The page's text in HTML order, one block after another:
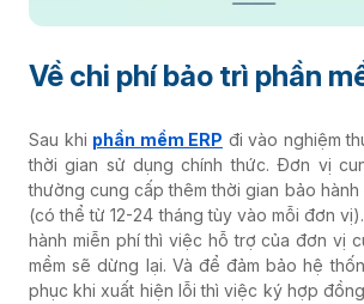
Về chi phí bảo trì phần
Sau khi phần mềm ERP đi vào nghiệm
thời gian sử dụng chính thức. Đơn vị
thường cung cấp thêm thời gian bảo
(có thể từ 12-24 tháng tùy vào mỗi đơn
hành miễn phí thì việc hỗ trợ của đơn vị
mềm sẽ dừng lại. Và để đảm bảo hệ
phục khi xuất hiện lỗi thì việc ký hợp